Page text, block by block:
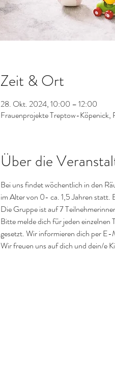
Zeit & Ort
28. Okt. 2024, 10:00 – 12:00
Frauenprojekte Treptow-
Über die
Bei uns findet wöchentlich in den
im Alter von 0- ca. 1,5 Jahren statt.
Die Gruppe ist auf 7
Bitte melde dich für jeden
gesetzt. Wir informieren dich per E-
Wir freuen uns auf dich und dein/e